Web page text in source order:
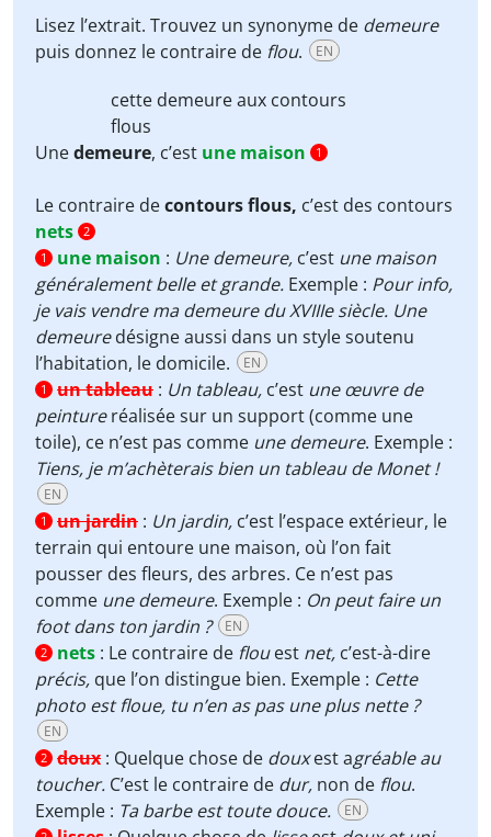
Lisez l’extrait. Trouvez un synonyme de demeure
puis donnez le contraire de flou. EN
cette demeureaux contours
flous
Unedemeure, c’est une maison 1
Le contraire decontours flous, c’est des contours
nets 2
1
une maison : Une demeure, c’est une maison
généralement belle et grande. Exemple : Pour info,
je vais vendre ma demeure du XVIIIe siècle. Une
demeuredésigne aussi dans un style soutenu
l’habitation, le domicile.
EN
1 un tableau : Un tableau, c’est une œuvre de
peintureréalisée sur un support (comme une
toile), ce n’est pas comme une demeure. Exemple :
Tiens, je m’achèterais bien un tableau de Monet !
EN
1 un jardin : Un jardin, c’est l’espace extérieur, le
terrain qui entoure une maison, où l’on fait
pousser des fleurs, des arbres. Ce n’est pas
comme une demeure. Exemple : On peut faire un
foot dans ton jardin ?
EN
2 nets : Le contraire de flouest net, c’est-à-dire
précis, que l’on distingue bien. Exemple : Cette
photo est floue, tu n’en as pas une plus nette ?
EN
2 doux : Quelque chose de douxest agréable au
toucher. C’est le contraire de dur, non de flou.
Exemple : Ta barbe est toute douce. EN